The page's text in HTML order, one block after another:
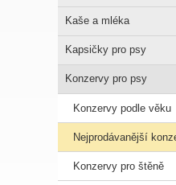
Kaše a mléka
Kapsičky pro psy
Konzervy pro psy
Konzervy podle věku
Nejprodávanější
Konzervy pro štěně